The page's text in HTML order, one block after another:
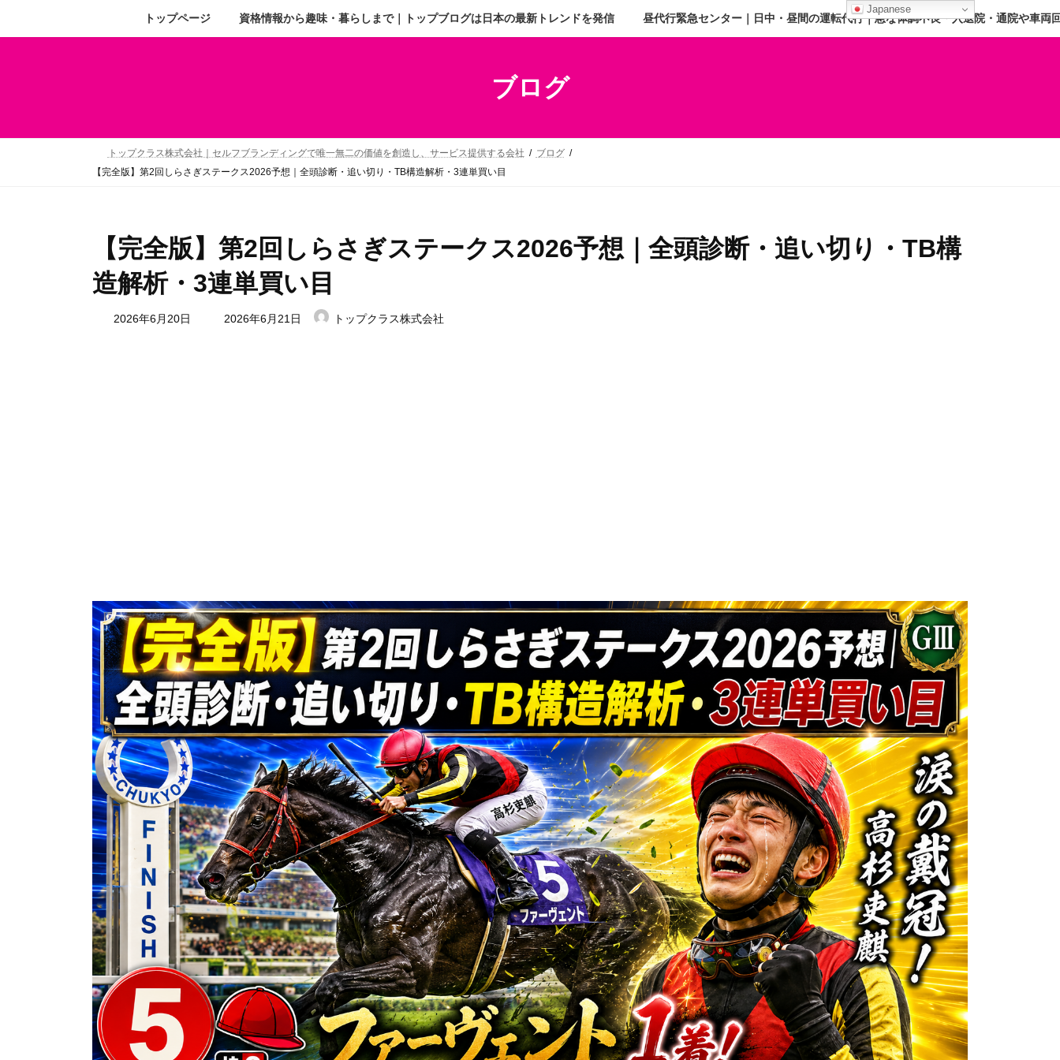
トップページ 資格情報から趣味・暮らしまで｜トップブログは日本の最新トレンドを発信 昼代行緊急センター｜日中・昼間の運転代行｜急な体調不良・入退院・通院や車両
ブログ
トップクラス株式会社｜セルフブランディングで唯一無二の価値を創造し、サービス提供する会社
ブログ
【完全版】第2回しらさぎステークス2026予想｜全頭診断・追い切り・TB構造解析・3連単買い目
【完全版】第2回しらさぎステークス2026予想｜全頭診断・追い切り・TB構
造解析・3連単買い目
2026年6月20日 2026年6月21日 トップクラス株式会社
Japanese